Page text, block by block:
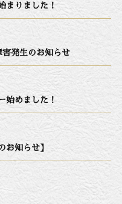
まりました！
害発生のお知らせ
始めました！
お知らせ】